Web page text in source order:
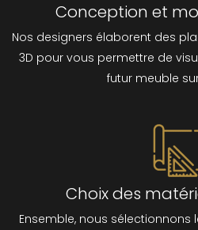
Conception et
Nos designers élaborent des
3D pour vous permettre de
futur meuble
Choix des
Ensemble, nous sélectionnons